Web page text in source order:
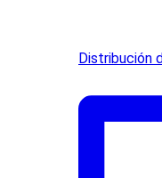
Distribución